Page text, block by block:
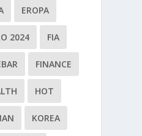
EROPA
2024 FIA
FINANCE
HOT
KOREA